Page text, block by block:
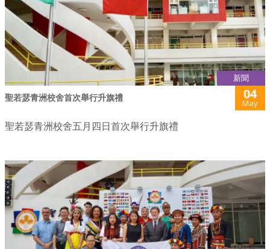
新聞
聖若瑟青洲校舍首次舉行升旗禮 04
May
聖若瑟青洲校舍五月四日首次舉行升旗禮